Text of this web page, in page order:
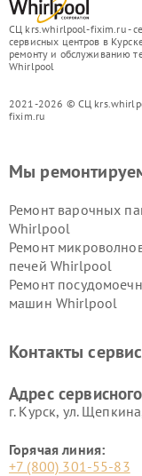
СЦ krs.whirlpool-fixim.ru -
сервисных центров в
ремонту и обслуживанию
Whirlpool
2021-2026 © СЦ
fixim.ru
Мы
Ремонт варочных
Whirlpool
Ремонт
печей Whirlpool
Ремонт
машин Whirlpool
Контакты
Адрес
г. Курск, ул.
Горячая линия:
+7 (800) 301-55-83